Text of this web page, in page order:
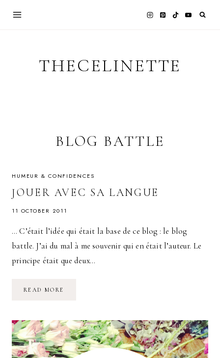
THECELINETTE
BLOG BATTLE
HUMEUR & CONFIDENCES
JOUER AVEC SA LANGUE
11 OCTOBER 2011
… C’était l’idée qui était la base de ce blog : le blog
battle. J’ai du mal à me souvenir qui en était l’auteur. Le
principe était que deux…
READ MORE